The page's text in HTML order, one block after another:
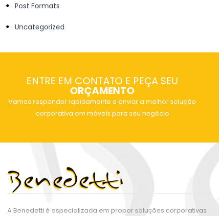
Post Formats
Uncategorized
ENTRE EM CONTATO E PEÇA SEU
ORÇAMENTO
Vamos responder rapidamente e enviar a melhor solução
corporativa em móveis para seu negócio
A Benedetti é especializada em propor soluções corporativas